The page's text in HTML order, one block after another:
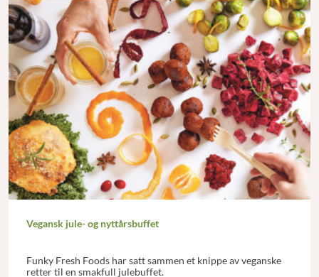
Vegansk jule- og nyttårsbuffet
Funky Fresh Foods har satt sammen et knippe av veganske
retter til en smakfull julebuffet.